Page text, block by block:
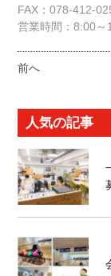
FAX：078-412-
営業時間：8:00
前へ
人気の記事